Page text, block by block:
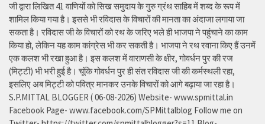
जी द्वारा लिखित 41 वाणियोंं को सिख समुदाय के गुरु ग्रंथ साहिब में शब्द के रूप में
शामिल किया गया है। इससे भी रविदास के विचारों की मानता का अंदाजा लगाया जा
सकता है। रविदास जी के विचारों को रथ के जरिए भले ही भाजपा ने पहुंचाने का काम
किया हो, लेकिन यह काम कांग्रेस भी कर सकती है। भाजपा ने रथ रवाना किए हैं उनमें
एक कलश भी रखा हुआ है। इस कलश में वाराणसी के क्षीर, गोवर्धन पुर की रज
(मिट्टी) भी भरी हुई है। चूंकि गोवर्धन पुर ही संत रविदास जी की कर्मस्थली रहा,
इसलिए अब मिट्टी को पवित्र मानकर उनके विचारों को आगे बढ़ाया जा रहा है।
S.P.MITTAL BLOGGER ( 06-08-2026) Website- www.spmittal.in
Facebook Page- www.facebook.com/SPMittalblog Follow me on